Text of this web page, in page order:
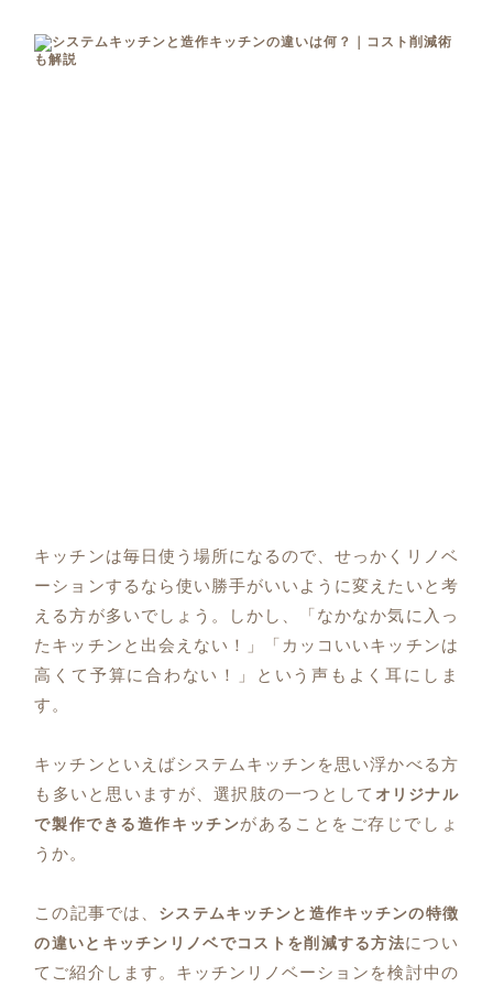
キッチンは毎日使う場所になるので、せっかくリノベ
ーションするなら使い勝手がいいように変えたいと考
える方が多いでしょう。しかし、「なかなか気に入っ
たキッチンと出会えない！」「カッコいいキッチンは
高くて予算に合わない！」という声もよく耳にしま
す。
キッチンといえばシステムキッチンを思い浮かべる方
も多いと思いますが、選択肢の一つとして オリジナル
で製作できる造作キッチンがあることをご存じでしょ
うか。
この記事では、
システムキッチンと造作キッチンの特徴
の違いとキッチンリノベでコストを削減する方法につい
てご紹介します。キッチンリノベーションを検討中の